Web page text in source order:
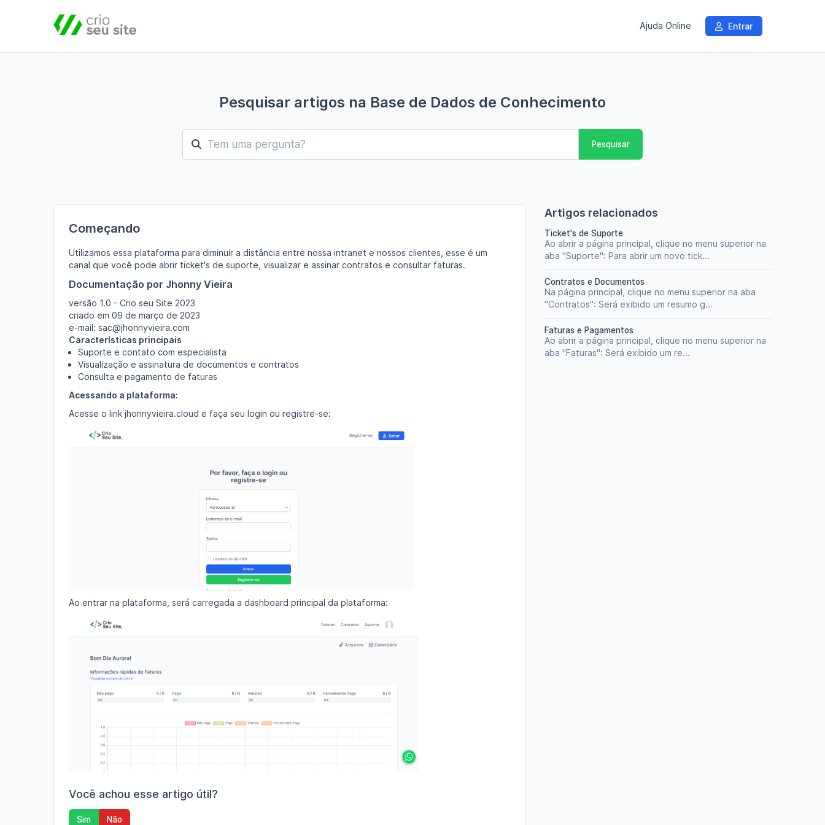
Ajuda Online Entrar
Pesquisar artigos na Base de Dados de Conhecimento
Pesquisar
Começando
Utilizamos essa plataforma para diminuir a distância entre nossa intranet e nossos clientes, esse é um
canal que você pode abrir ticket's de suporte, visualizar e assinar contratos e consultar faturas.
Documentação por Jhonny Vieira
versão 1.0 - Crio seu Site 2023
criado em 09 de março de 2023
e-mail: sac@jhonnyvieira.com
Características principais
Suporte e contato com especialista
Visualização e assinatura de documentos e contratos
Consulta e pagamento de faturas
Acessando a plataforma:
Acesse o link jhonnyvieira.cloud e faça seu login ou registre-se:
Ao entrar na plataforma, será carregada a dashboard principal da plataforma:
Você achou esse artigo útil?
Sim Não
Artigos relacionados
Ticket's de Suporte
Ao abrir a página principal, clique no menu superior na
aba "Suporte": Para abrir um novo tick...
Contratos e Documentos
Na página principal, clique no menu superior na aba
"Contratos": Será exibido um resumo g...
Faturas e Pagamentos
Ao abrir a página principal, clique no menu superior na
aba "Faturas": Será exibido um re...